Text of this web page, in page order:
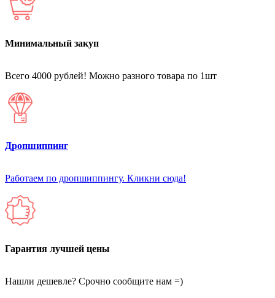
Минимальный закуп
Всего 4000 рублей! Можно разного товара по 1шт
Дропшиппинг
Работаем по дропшиппингу. Кликни сюда!
Гарантия лучшей цены
Нашли дешевле? Срочно сообщите нам =)